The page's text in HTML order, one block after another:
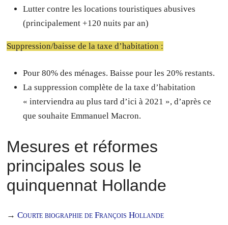
Lutter contre les locations touristiques abusives
(principalement +120 nuits par an)
Suppression/baisse de la taxe d’habitation :
Pour 80% des ménages. Baisse pour les 20% restants.
La suppression complète de la taxe d’habitation
« interviendra au plus tard d’ici à 2021 », d’après ce
que souhaite Emmanuel Macron.
Mesures et réformes
principales sous le
quinquennat Hollande
→Courte biographie de François Hollande